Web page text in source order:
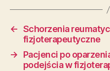
← Schorzenia
fizjoterapeutyczne
→
Pacjenci po
podejścia w